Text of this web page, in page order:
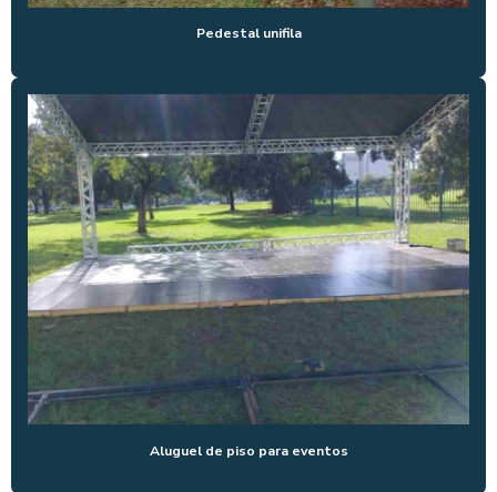
PÓRTICO PARA EVENTOS
SEPARADORES DE FILA PARA EVENTOS
SUPER CONE DE SINALIZAÇÃO
TENDA CHAPÉU DE BRUXA 10X10
TENDA CHAPÉU DE BRUXA 3X3
TENDA CHAPÉU DE BRUXA 4X4 PREÇO
TENDA CHAPÉU DE BRUXA 5X5
TENDA GALPÃO ALUGUEL
UNIFILAS PARA EVENTOS
Pedestal unifila
Aluguel de piso para eventos